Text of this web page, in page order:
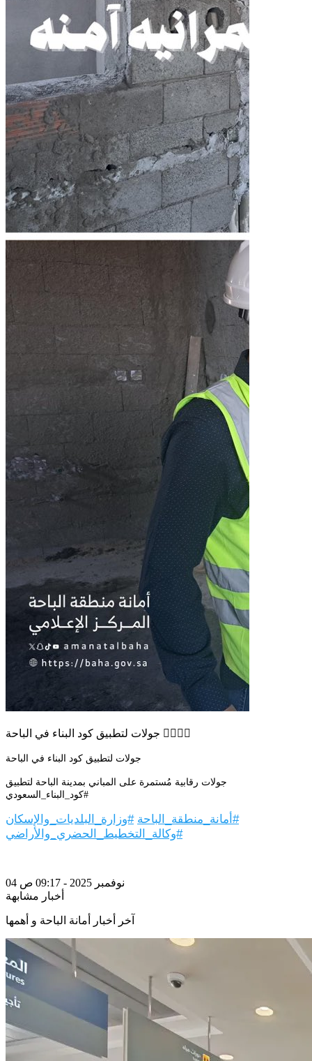
جولات لتطبيق كود البناء في الباحة 👷🏻‍♂️✅
جولات رقابية مُستمرة على المباني بمدينة الباحة لتطبيق
#كود_البناء_السعودي
#وزارة_البلديات_والإسكان #أمانة_منطقة_الباحة
#وكالة_التخطيط_الحضري_والأراضي
04 نوفمبر 2025 - 09:17 ص
أخبار مشابهة
آخر أخبار أمانة الباحة و أهمها